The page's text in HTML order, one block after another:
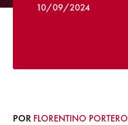
10/09/2024
POR FLORENTINO PORTERO